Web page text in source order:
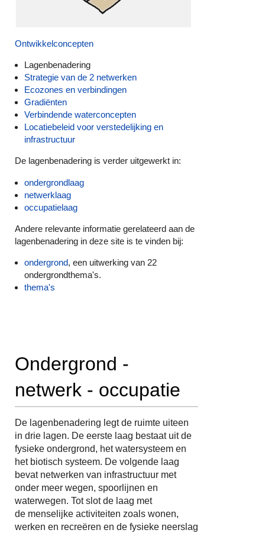
Ontwikkelconcepten
Lagenbenadering
Strategie van de 2 netwerken
Ecozones en verbindingen
Gradiënten
Verbindende waterconcepten
Locatiebeleid voor verstedelijking en
infrastructuur
De lagenbenadering is verder uitgewerkt in:
ondergrondlaag
netwerklaag
occupatielaag
Andere relevante informatie gerelateerd aan de
lagenbenadering in deze site is te vinden bij:
ondergrond, een uitwerking van 22
ondergrondthema's.
thema's
Ondergrond -
netwerk - occupatie
De lagenbenadering legt de ruimte uiteen
in drie lagen. De eerste laag bestaat uit de
fysieke ondergrond, het watersysteem en
het biotisch systeem. De volgende laag
bevat netwerken van infrastructuur met
onder meer wegen, spoorlijnen en
waterwegen. Tot slot de laag met
de menselijke activiteiten zoals wonen,
werken en recreëren en de fysieke neerslag